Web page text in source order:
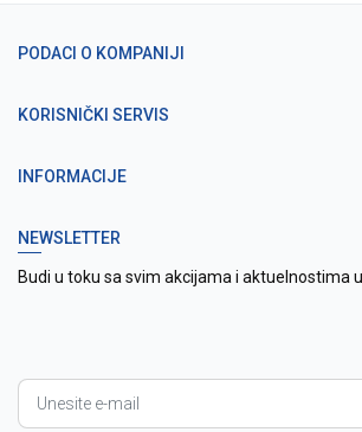
PODACI O KOMPANIJI
KORISNIČKI SERVIS
INFORMACIJE
NEWSLETTER
Budi u toku sa svim akcijama i aktuelnostima